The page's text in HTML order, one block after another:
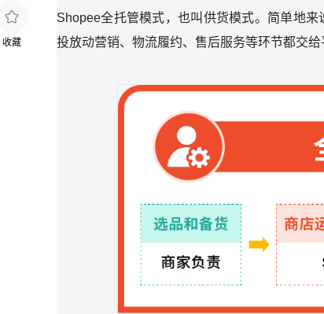
收藏
Shopee全托管模式，也叫供货模式。简单地
投放动营销、物流履约、售后服务等环节都交给